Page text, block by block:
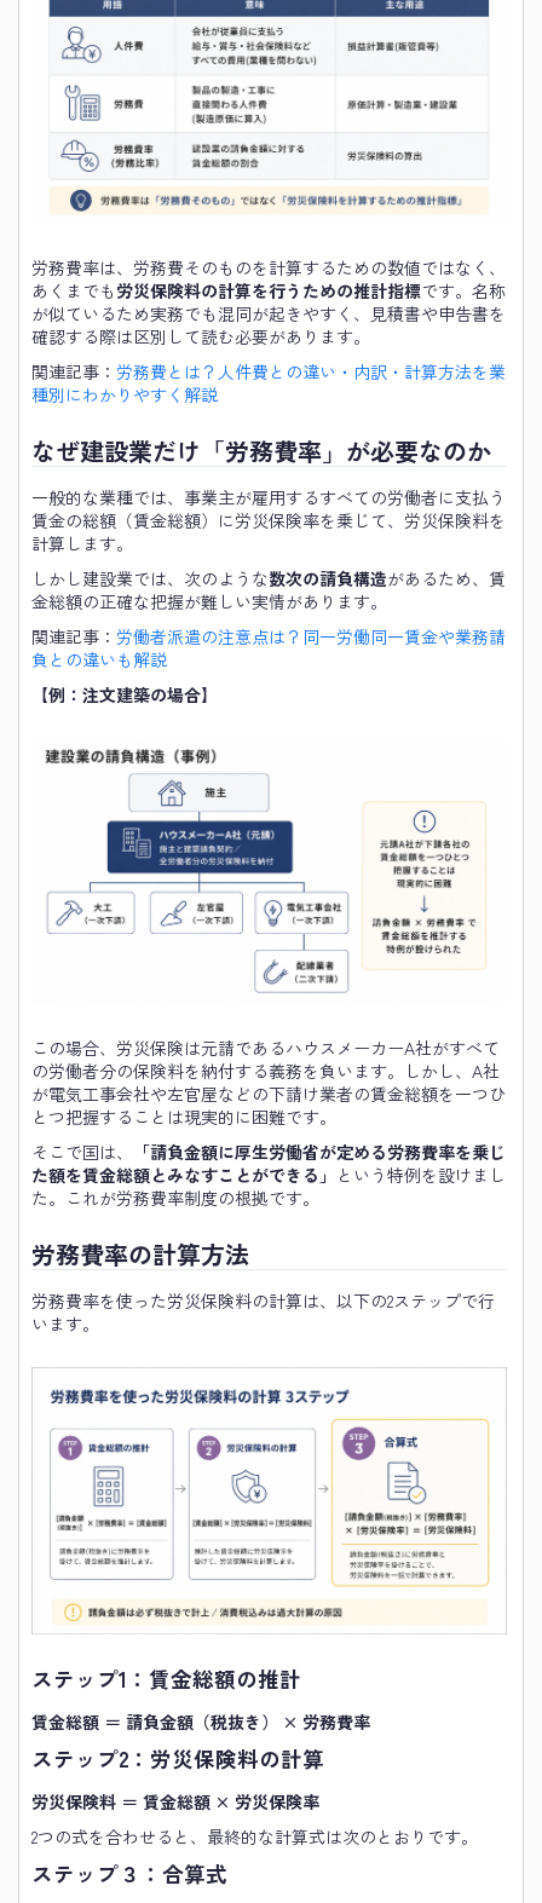
労務費率は、労務費そのものを計算するための数値ではなく、
あくまでも 労災保険料の計算を行うための推計指標です。名称
が似ているため実務でも混同が起きやすく、見積書や申告書を
確認する際は区別して読む必要があります。
関連記事： 労務費とは？人件費との違い・内訳・計算方法を業
種別にわかりやすく解説
なぜ建設業だけ「労務費率」が必要なのか
一般的な業種では、事業主が雇用するすべての労働者に支払う
賃金の総額（賃金総額）に労災保険率を乗じて、労災保険料を
計算します。
しかし建設業では、次のような数次の請負構造があるため、賃
金総額の正確な把握が難しい実情があります。
関連記事： 労働者派遣の注意点は？同一労働同一賃金や業務請
負との違いも解説
【例：注文建築の場合】
この場合、労災保険は元請であるハウスメーカーA社がすべて
の労働者分の保険料を納付する義務を負います。しかし、A社
が電気工事会社や左官屋などの下請け業者の賃金総額を一つひ
とつ把握することは現実的に困難です。
そこで国は、
「請負金額に厚生労働省が定める労務費率を乗じ
た額を賃金総額とみなすことができる」 という特例を設けまし
た。これが労務費率制度の根拠です。
労務費率の計算方法
労務費率を使った労災保険料の計算は、以下の2ステップで行
います。
ステップ1：賃金総額の推計
賃金総額 ＝ 請負金額（税抜き） × 労務費率
ステップ2：労災保険料の計算
労災保険料 ＝ 賃金総額 × 労災保険率
2つの式を合わせると、最終的な計算式は次のとおりです。
ステップ３：合算式